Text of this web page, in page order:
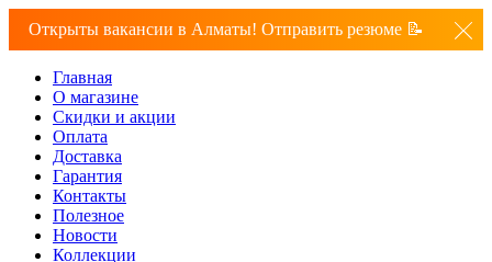
Открыты вакансии в Алматы! Отправить резюме 📝
Главная
О магазине
Скидки и акции
Оплата
Доставка
Гарантия
Контакты
Полезное
Новости
Коллекции